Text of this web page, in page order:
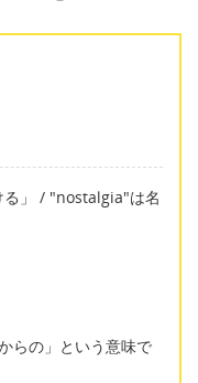
」 / "nostalgia"は名
らの」という意味で